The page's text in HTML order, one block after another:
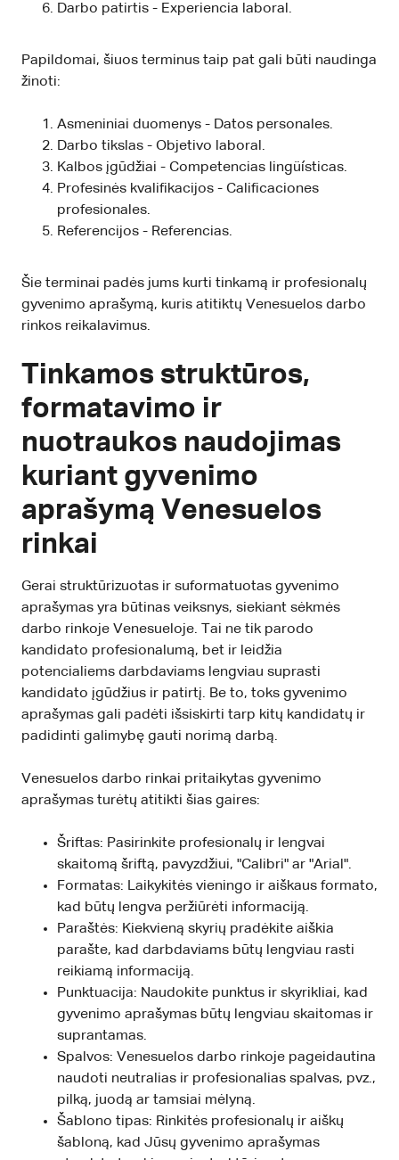
Darbo patirtis - Experiencia laboral.
Papildomai, šiuos terminus taip pat gali būti naudinga
žinoti:
Asmeniniai duomenys - Datos personales.
Darbo tikslas - Objetivo laboral.
Kalbos įgūdžiai - Competencias lingüísticas.
Profesinės kvalifikacijos - Calificaciones
profesionales.
Referencijos - Referencias.
Šie terminai padės jums kurti tinkamą ir profesionalų
gyvenimo aprašymą, kuris atitiktų Venesuelos darbo
rinkos reikalavimus.
Tinkamos struktūros,
formatavimo ir
nuotraukos naudojimas
kuriant gyvenimo
aprašymą Venesuelos
rinkai
Gerai struktūrizuotas ir suformatuotas gyvenimo
aprašymas yra būtinas veiksnys, siekiant sėkmės
darbo rinkoje Venesueloje. Tai ne tik parodo
kandidato profesionalumą, bet ir leidžia
potencialiems darbdaviams lengviau suprasti
kandidato įgūdžius ir patirtį. Be to, toks gyvenimo
aprašymas gali padėti išsiskirti tarp kitų kandidatų ir
padidinti galimybę gauti norimą darbą.
Venesuelos darbo rinkai pritaikytas gyvenimo
aprašymas turėtų atitikti šias gaires:
Šriftas: Pasirinkite profesionalų ir lengvai
skaitomą šriftą, pavyzdžiui, "Calibri" ar "Arial".
Formatas: Laikykitės vieningo ir aiškaus formato,
kad būtų lengva peržiūrėti informaciją.
Paraštės: Kiekvieną skyrių pradėkite aiškia
parašte, kad darbdaviams būtų lengviau rasti
reikiamą informaciją.
Punktuacija: Naudokite punktus ir skyrikliai, kad
gyvenimo aprašymas būtų lengviau skaitomas ir
suprantamas.
Spalvos: Venesuelos darbo rinkoje pageidautina
naudoti neutralias ir profesionalias spalvas, pvz.,
pilką, juodą ar tamsiai mėlyną.
Šablono tipas: Rinkitės profesionalų ir aiškų
šabloną, kad Jūsų gyvenimo aprašymas